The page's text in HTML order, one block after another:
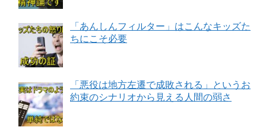
「あんしんフィルター」はこんなキッズた
ちにこそ必要
「悪役は地方左遷で成敗される」というお
約束のシナリオから見える人間の弱さ